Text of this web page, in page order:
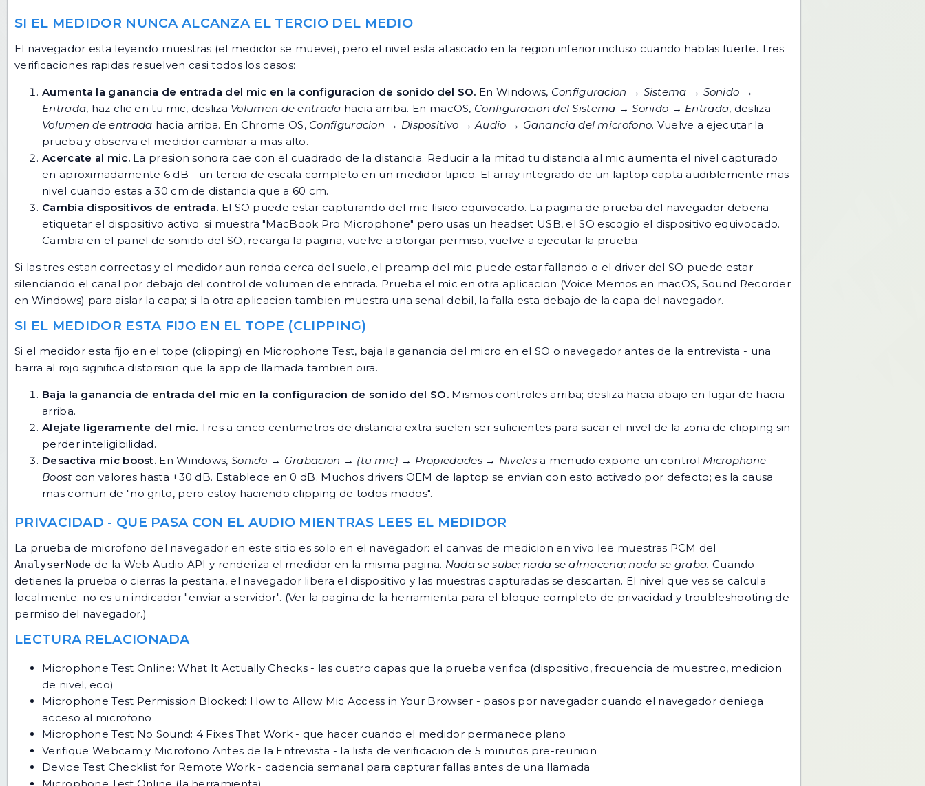
SI EL MEDIDOR NUNCA ALCANZA EL TERCIO DEL MEDIO
El navegador esta leyendo muestras (el medidor se mueve), pero el nivel esta atascado en la region inferior incluso cuando hablas fuerte. Tres
verificaciones rapidas resuelven casi todos los casos:
Aumenta la ganancia de entrada del mic en la configuracion de sonido del SO. En Windows, Configuracion → Sistema → Sonido →
Entrada, haz clic en tu mic, desliza Volumen de entrada hacia arriba. En macOS, Configuracion del Sistema → Sonido → Entrada, desliza
Volumen de entrada hacia arriba. En Chrome OS, Configuracion → Dispositivo → Audio → Ganancia del microfono. Vuelve a ejecutar la
prueba y observa el medidor cambiar a mas alto.
Acercate al mic.La presion sonora cae con el cuadrado de la distancia. Reducir a la mitad tu distancia al mic aumenta el nivel capturado
en aproximadamente 6 dB - un tercio de escala completo en un medidor tipico. El array integrado de un laptop capta audiblemente mas
nivel cuando estas a 30 cm de distancia que a 60 cm.
Cambia dispositivos de entrada. El SO puede estar capturando del mic fisico equivocado. La pagina de prueba del navegador deberia
etiquetar el dispositivo activo; si muestra "MacBook Pro Microphone" pero usas un headset USB, el SO escogio el dispositivo equivocado.
Cambia en el panel de sonido del SO, recarga la pagina, vuelve a otorgar permiso, vuelve a ejecutar la prueba.
Si las tres estan correctas y el medidor aun ronda cerca del suelo, el preamp del mic puede estar fallando o el driver del SO puede estar
silenciando el canal por debajo del control de volumen de entrada. Prueba el mic en otra aplicacion (Voice Memos en macOS, Sound Recorder
en Windows) para aislar la capa; si la otra aplicacion tambien muestra una senal debil, la falla esta debajo de la capa del navegador.
SI EL MEDIDOR ESTA FIJO EN EL TOPE (CLIPPING)
Si el medidor esta fijo en el tope (clipping) en Microphone Test, baja la ganancia del micro en el SO o navegador antes de la entrevista - una
barra al rojo significa distorsion que la app de llamada tambien oira.
Baja la ganancia de entrada del mic en la configuracion de sonido del SO.Mismos controles arriba; desliza hacia abajo en lugar de hacia
arriba.
Alejate ligeramente del mic. Tres a cinco centimetros de distancia extra suelen ser suficientes para sacar el nivel de la zona de clipping sin
perder inteligibilidad.
Desactiva mic boost. En Windows, Sonido → Grabacion → (tu mic) → Propiedades → Nivelesa menudo expone un control Microphone
Boost con valores hasta +30 dB. Establece en 0 dB. Muchos drivers OEM de laptop se envian con esto activado por defecto; es la causa
mas comun de "no grito, pero estoy haciendo clipping de todos modos".
PRIVACIDAD - QUE PASA CON EL AUDIO MIENTRAS LEES EL MEDIDOR
La prueba de microfono del navegador en este sitio es solo en el navegador: el canvas de medicion en vivo lee muestras PCM del
AnalyserNode de la Web Audio API y renderiza el medidor en la misma pagina. Nada se sube; nada se almacena; nada se graba. Cuando
detienes la prueba o cierras la pestana, el navegador libera el dispositivo y las muestras capturadas se descartan. El nivel que ves se calcula
localmente; no es un indicador "enviar a servidor". (Ver la pagina de la herramienta para el bloque completo de privacidad y troubleshooting de
permiso del navegador.)
LECTURA RELACIONADA
Microphone Test Online: What It Actually Checks - las cuatro capas que la prueba verifica (dispositivo, frecuencia de muestreo, medicion
de nivel, eco)
Microphone Test Permission Blocked: How to Allow Mic Access in Your Browser - pasos por navegador cuando el navegador deniega
acceso al microfono
Microphone Test No Sound: 4 Fixes That Work- que hacer cuando el medidor permanece plano
Verifique Webcam y Microfono Antes de la Entrevista - la lista de verificacion de 5 minutos pre-reunion
Device Test Checklist for Remote Work - cadencia semanal para capturar fallas antes de una llamada